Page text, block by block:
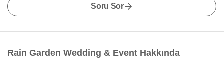
Soru Sor
Rain Garden Wedding & Event Hakkında